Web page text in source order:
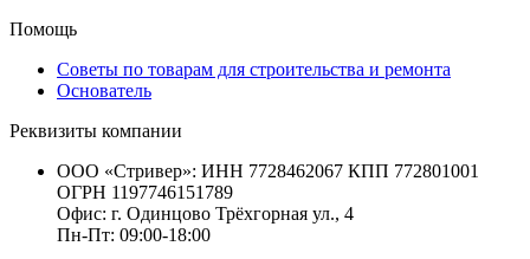
Помощь
Советы по товарам для строительства и ремонта
Основатель
Реквизиты компании
ООО «Стривер»: ИНН 7728462067 КПП 772801001
ОГРН 1197746151789
Офис: г. Одинцово Трёхгорная ул., 4
Пн-Пт: 09:00-18:00